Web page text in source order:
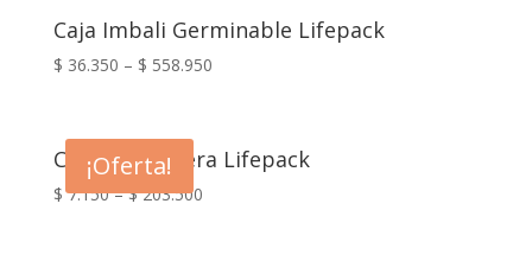
Caja Imbali Germinable Lifepack
$ 36.350 – $ 558.950
¡Oferta!
Cuchillo Madera Lifepack
$7.150–$203.500